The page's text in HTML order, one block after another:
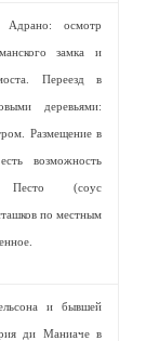
Адрано: осмотр
замка и
Переезд в
деревьями:
Размещение в
возможность
Песто (соус
по местным
и бывшей
ди Маниаче в